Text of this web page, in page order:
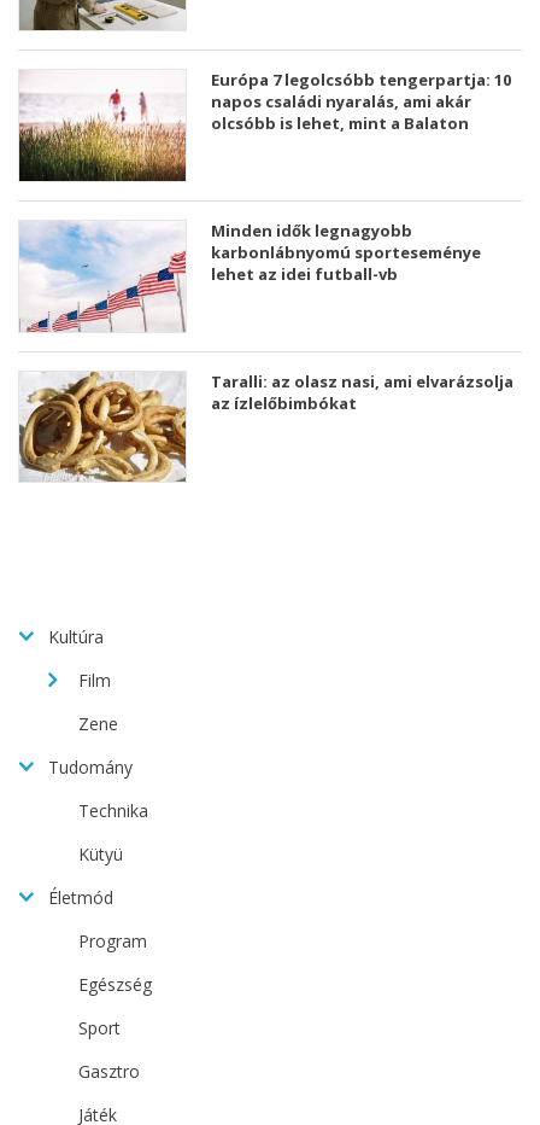
Európa 7 legolcsóbb tengerpartja: 10
napos családi nyaralás, ami akár
olcsóbb is lehet, mint a Balaton
Minden idők legnagyobb
karbonlábnyomú sporteseménye
lehet az idei futball-vb
Taralli: az olasz nasi, ami elvarázsolja
az ízlelőbimbókat
Kultúra
Film
Zene
Tudomány
Technika
Kütyü
Életmód
Program
Egészség
Sport
Gasztro
Játék